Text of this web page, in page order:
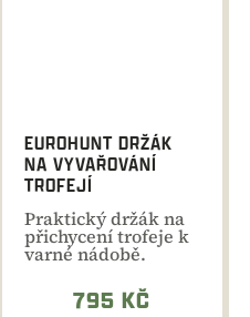
EUROHUNT DRŽÁK
NA VYVAŘOVÁNÍ
TROFEJÍ
Praktický držák na
přichycení trofeje k
varné nádobě.
mechanismus...
795 KČ